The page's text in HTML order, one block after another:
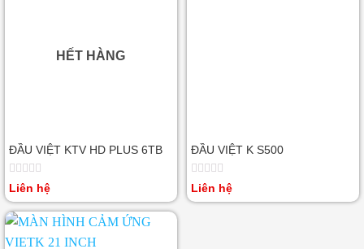
HẾT HÀNG
ĐẦU VIỆT KTV HD PLUS 6TB
Được
hạng
0
sao
Liên hệ
ĐẦU VIỆT K S500
Được
Liên hệ